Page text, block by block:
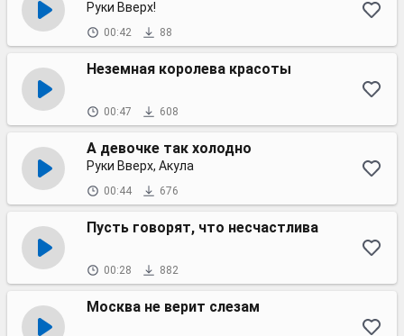
Руки Вверх!
00:42 88
Неземная королева красоты
00:47 608
А девочке так холодно
Руки Вверх, Акула
00:44 676
Пусть говорят, что несчастлива
00:28 882
Москва не верит слезам